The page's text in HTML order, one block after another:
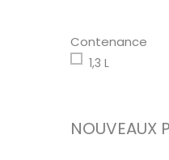
Contenance
1,3 L
NOUVEAUX